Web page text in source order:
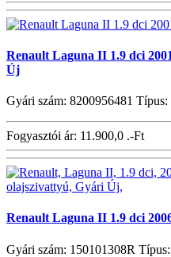
Renault Laguna II 1.9 dci
Új
Gyári szám: 8200956481
Fogyasztói ár: 11.900,0 .-Ft
Renault Laguna II 1.9 dci
Gyári szám: 150101308R